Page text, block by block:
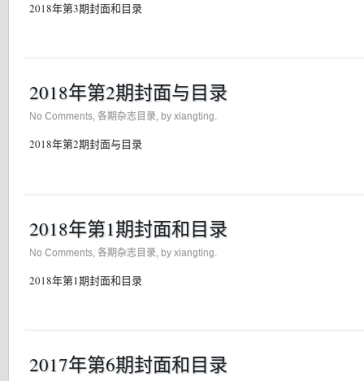
2018年第3期封面和目录
2018年第2期封面与目录
No Comments, 各期杂志目录, by xiangting.
2018年第2期封面与目录
2018年第1期封面和目录
No Comments 各期杂志目录 , by xiangting.
2018年第1期封面和目录
2017年第6期封面和目录